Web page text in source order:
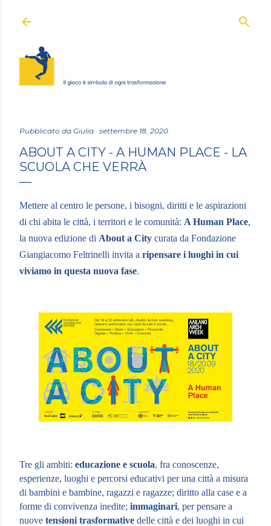
Pubblicato da Giulia settembre 18, 2020
ABOUT A CITY - A HUMAN PLACE - LA
SCUOLA CHE VERRÀ
Mettere al centro le persone, i bisogni, diritti e le aspirazioni
di chi abita le città, i territori e le comunità: A Human Place,
la nuova edizione di About a City curata da Fondazione
Giangiacomo Feltrinelli invita a ripensare i luoghi in cui
viviamo in questa nuova fase.
Tre gli ambiti: educazione e scuola, fra conoscenze,
esperienze, luoghi e percorsi educativi per una città a misura
di bambini e bambine, ragazzi e ragazze; diritto alla case e a
forme di convivenza inedite; immaginari, per pensare a
nuove tensioni trasformative delle città e dei luoghi in cui